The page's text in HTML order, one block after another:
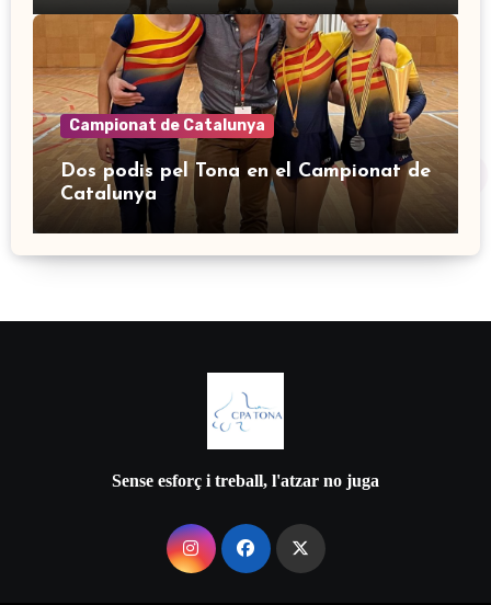
Campionat de Catalunya
Dos podis pel Tona en el Campionat de
Catalunya
Sense esforç i treball, l'atzar no juga